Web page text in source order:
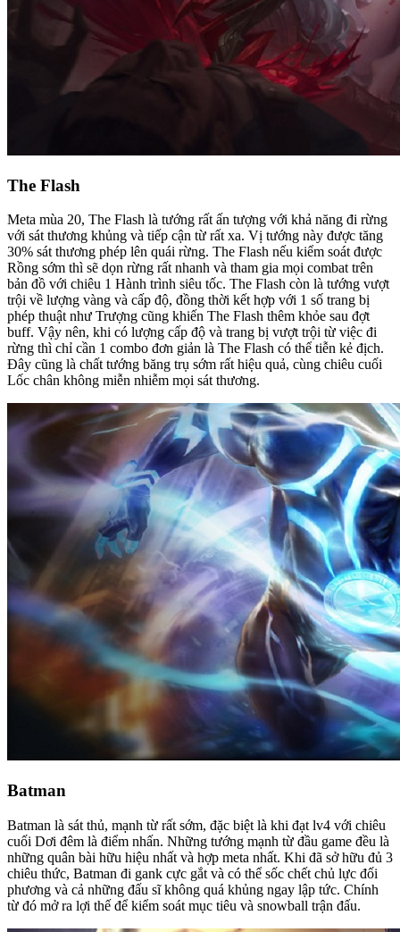
The Flash
Meta mùa 20, The Flash là tướng rất ấn tượng với khả năng đi rừng
với sát thương khủng và tiếp cận từ rất xa. Vị tướng này được tăng
30% sát thương phép lên quái rừng. The Flash nếu kiểm soát được
Rồng sớm thì sẽ dọn rừng rất nhanh và tham gia mọi combat trên
bản đồ với chiêu 1 Hành trình siêu tốc. The Flash còn là tướng vượt
trội về lượng vàng và cấp độ, đồng thời kết hợp với 1 số trang bị
phép thuật như Trượng cũng khiến The Flash thêm khỏe sau đợt
buff. Vậy nên, khi có lượng cấp độ và trang bị vượt trội từ việc đi
rừng thì chỉ cần 1 combo đơn giản là The Flash có thể tiễn kẻ địch.
Đây cũng là chất tướng băng trụ sớm rất hiệu quả, cùng chiêu cuối
Lốc chân không miễn nhiễm mọi sát thương.
Batman
Batman là sát thủ, mạnh từ rất sớm, đặc biệt là khi đạt lv4 với chiêu
cuối Dơi đêm là điểm nhấn. Những tướng mạnh từ đầu game đều là
những quân bài hữu hiệu nhất và hợp meta nhất. Khi đã sở hữu đủ 3
chiêu thức, Batman đi gank cực gắt và có thể sốc chết chủ lực đối
phương và cả những đấu sĩ không quá khủng ngay lập tức. Chính
từ đó mở ra lợi thế để kiểm soát mục tiêu và snowball trận đấu.